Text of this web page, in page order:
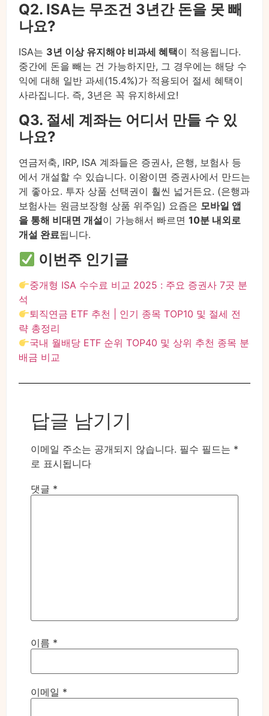
Q2. ISA는 무조건 3년간 돈을 못 빼
나요?
ISA는 3년 이상 유지해야 비과세 혜택이 적용됩니다.
중간에 돈을 빼는 건 가능하지만, 그 경우에는 해당 수
익에 대해 일반 과세(15.4%)가 적용되어 절세 혜택이
사라집니다. 즉, 3년은 꼭 유지하세요!
Q3. 절세 계좌는 어디서 만들 수 있
나요?
연금저축, IRP, ISA 계좌들은 증권사, 은행, 보험사 등
에서 개설할 수 있습니다. 이왕이면 증권사에서 만드는
게 좋아요. 투자 상품 선택권이 훨씬 넓거든요. (은행과
보험사는 원금보장형 상품 위주임) 요즘은 모바일 앱
을 통해 비대면 개설이 가능해서 빠르면 10분 내외로
개설 완료됩니다.
이번주 인기글
중개형 ISA 수수료 비교 2025 : 주요 증권사 7곳 분
석
퇴직연금 ETF 추천 | 인기 종목 TOP10 및 절세 전
략 총정리
국내 월배당 ETF 순위 TOP40 및 상위 추천 종목 분
배금 비교
답글 남기기
이메일 주소는 공개되지 않습니다. 필수 필드는 *
로 표시됩니다
댓글 *
이름 *
이메일 *